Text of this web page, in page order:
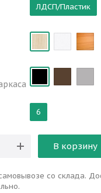
ЛДСП/Пластик
6
В корзину
со склада.